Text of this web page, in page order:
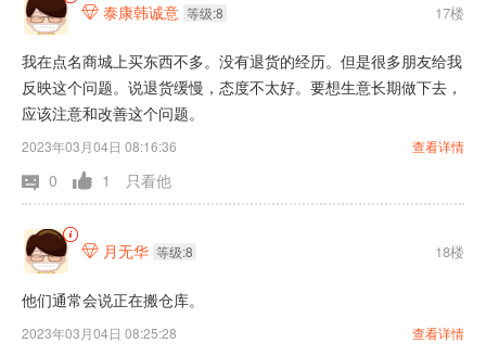
 泰康韩诚意 等级:8 17楼
我在点名商城上买东西不多。没有退货的经历。但是很多朋友给我
反映这个问题。说退货缓慢，态度不太好。要想生意长期做下去，
应该注意和改善这个问题。
2023年03月04日 08:16:36 查看详情
0 1 只看他
 月无华 等级:8 18楼
他们通常会说正在搬仓库。
2023年03月04日 08:25:28 查看详情